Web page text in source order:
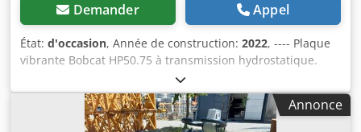
Demander Appel
État: d'occasion, Année de construction: 2022, ---- Plaque
vibrante Bobcat HP50.75 à transmission hydrostatique.
Poids de la machine : 350 kg Longueur de la plaque :
450 mm Longueur de la machine : 900 mm Longueur de la
machine avec la poignée : 1 600 mm Hauteur de la
machine : 820 mm Hauteur de la poignée (en position de
Annonce